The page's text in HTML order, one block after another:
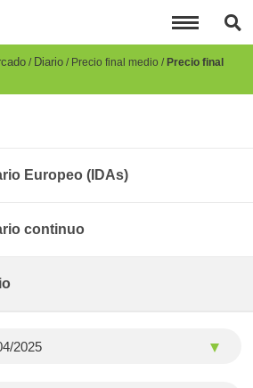
Diario Precio final medio Precio final
Europeo (IDAs)
continuo